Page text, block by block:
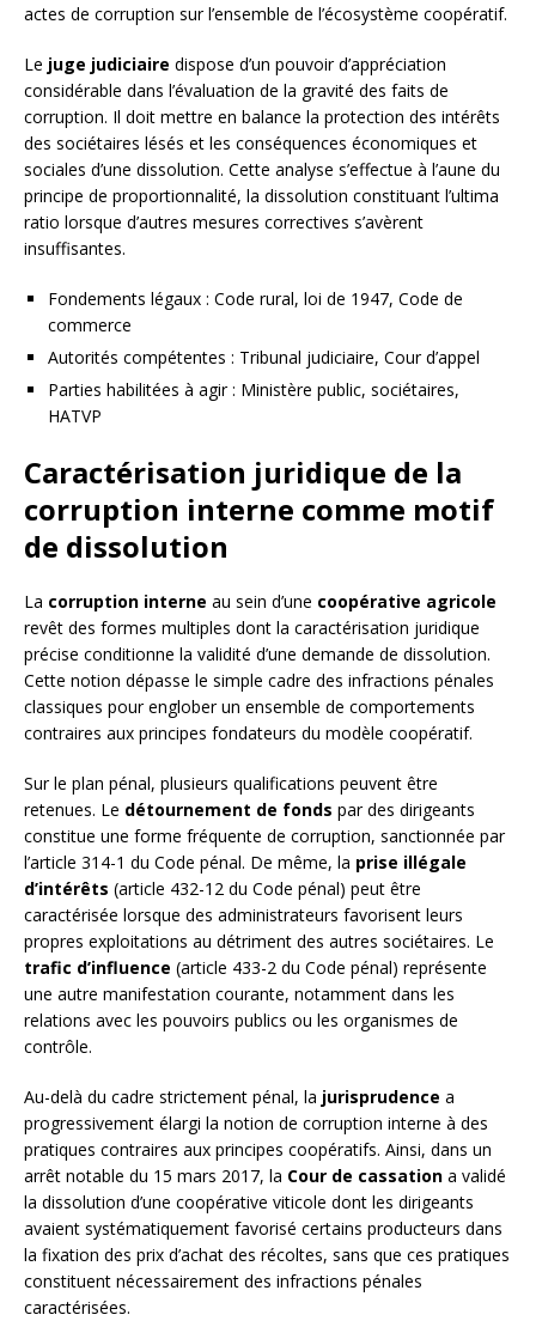
actes de corruption sur l’ensemble de l’écosystème coopératif.
Le juge judiciaire dispose d’un pouvoir d’appréciation
considérable dans l’évaluation de la gravité des faits de
corruption. Il doit mettre en balance la protection des intérêts
des sociétaires lésés et les conséquences économiques et
sociales d’une dissolution. Cette analyse s’effectue à l’aune du
principe de proportionnalité, la dissolution constituant l’ultima
ratio lorsque d’autres mesures correctives s’avèrent
insuffisantes.
Fondements légaux : Code rural, loi de 1947, Code de
commerce
Autorités compétentes : Tribunal judiciaire, Cour d’appel
Parties habilitées à agir : Ministère public, sociétaires,
HATVP
Caractérisation juridique de la
corruption interne comme motif
de dissolution
La corruption interne au sein d’une coopérative agricole
revêt des formes multiples dont la caractérisation juridique
précise conditionne la validité d’une demande de dissolution.
Cette notion dépasse le simple cadre des infractions pénales
classiques pour englober un ensemble de comportements
contraires aux principes fondateurs du modèle coopératif.
Sur le plan pénal, plusieurs qualifications peuvent être
retenues. Le détournement de fonds par des dirigeants
constitue une forme fréquente de corruption, sanctionnée par
l’article 314-1 du Code pénal. De même, la prise illégale
d’intérêts (article 432-12 du Code pénal) peut être
caractérisée lorsque des administrateurs favorisent leurs
propres exploitations au détriment des autres sociétaires. Le
trafic d’influence (article 433-2 du Code pénal) représente
une autre manifestation courante, notamment dans les
relations avec les pouvoirs publics ou les organismes de
contrôle.
Au-delà du cadre strictement pénal, la jurisprudence a
progressivement élargi la notion de corruption interne à des
pratiques contraires aux principes coopératifs. Ainsi, dans un
arrêt notable du 15 mars 2017, la Cour de cassation a validé
la dissolution d’une coopérative viticole dont les dirigeants
avaient systématiquement favorisé certains producteurs dans
la fixation des prix d’achat des récoltes, sans que ces pratiques
constituent nécessairement des infractions pénales
caractérisées.